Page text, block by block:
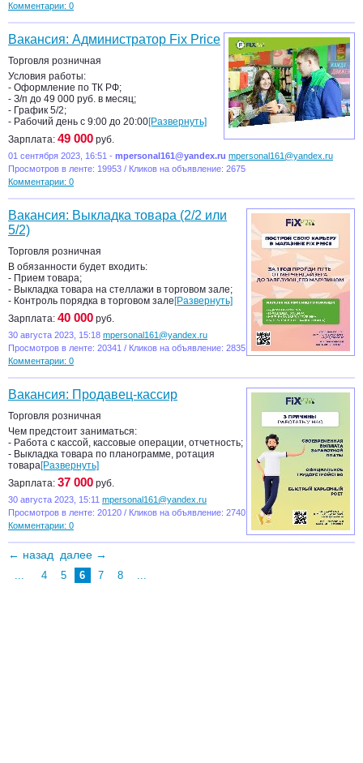
Комментарии: 0
Вакансия: Администратор Fix Price
Торговля розничная
Условия работы:
- Оформление по ТК РФ;
- З/п до 49 000 руб. в месяц;
- График 5/2;
- Рабочий день с 9:00 до 20:00[Развернуть]
Зарплата: 49 000 руб.
01 сентября 2023, 16:51 - mpersonal161@yandex.ru mpersonal161@yandex.ru
Просмотров в ленте: 19953 / Кликов на объявление: 2675
Комментарии: 0
Вакансия: Выкладка товара (2/2 или
5/2)
Торговля розничная
В обязанности будет входить:
- Прием товара;
- Выкладка товара на стеллажи в торговом зале;
- Контроль порядка в торговом зале[Развернуть]
Зарплата: 40 000 руб.
30 августа 2023, 15:18 mpersonal161@yandex.ru
Просмотров в ленте: 20341 / Кликов на объявление: 2835
Комментарии: 0
Вакансия: Продавец-кассир
Торговля розничная
Чем предстоит заниматься:
- Работа с кассой, кассовые операции, отчетность;
- Выкладка товара по планограмме, ротация
товара[Развернуть]
Зарплата: 37 000 руб.
30 августа 2023, 15:11 mpersonal161@yandex.ru
Просмотров в ленте: 20120 / Кликов на объявление: 2740
Комментарии: 0
← назад далее →
... 4 5 6 7 8 ...